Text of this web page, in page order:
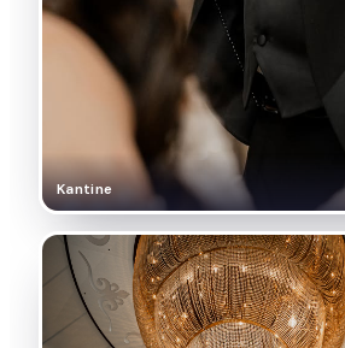
Kantine